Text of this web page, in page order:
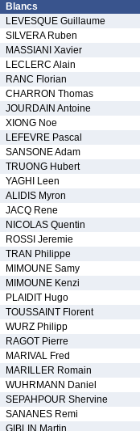
Blancs
LEVESQUE Guillaume
SILVERA Ruben
MASSIANI Xavier
LECLERC Alain
RANC Florian
CHARRON Thomas
JOURDAIN Antoine
XIONG Noe
LEFEVRE Pascal
SANSONE Adam
TRUONG Hubert
YAGHI Leen
ALIDIS Myron
JACQ Rene
NICOLAS Quentin
ROSSI Jeremie
TRAN Philippe
MIMOUNE Samy
MIMOUNE Kenzi
PLAIDIT Hugo
TOUSSAINT Florent
WURZ Philipp
RAGOT Pierre
MARIVAL Fred
MARILLER Romain
WUHRMANN Daniel
SEPAHPOUR Shervine
SANANES Remi
GIBLIN Martin